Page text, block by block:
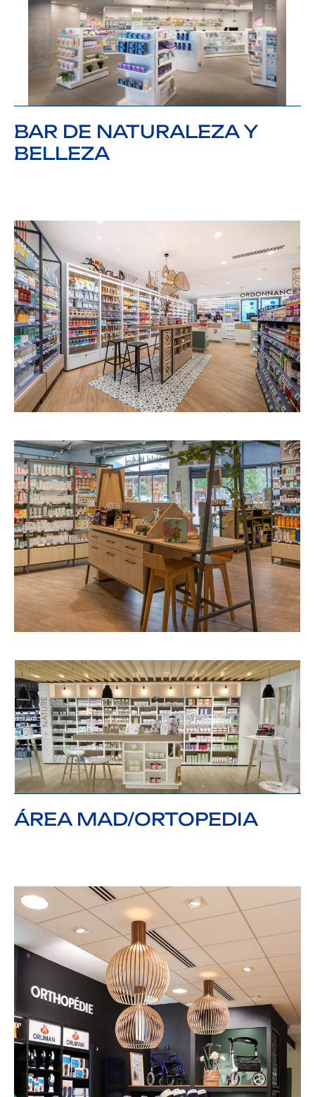
BAR DE NATURALEZA Y
BELLEZA
ÁREA MAD/ORTOPEDIA